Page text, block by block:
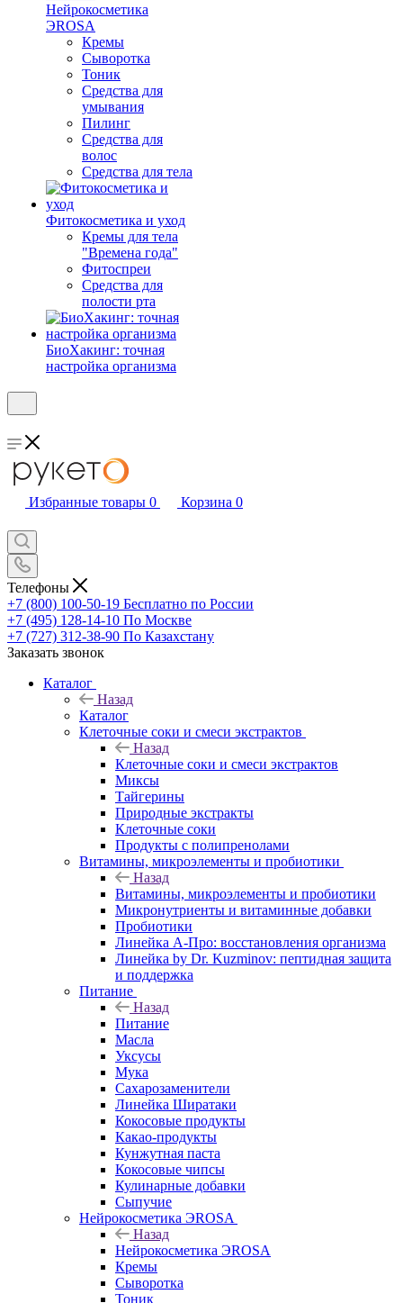
Нейрокосметика
ЭROSA
Кремы
Сыворотка
Тоник
Средства для
умывания
Пилинг
Средства для
волос
Средства для тела
Фитокосметика и уход
Кремы для тела
"Времена года"
Фитоспреи
Средства для
полости рта
БиоХакинг: точная
настройка организма
Избранные товары 0 Корзина 0
Телефоны
+7 (800) 100-50-19 Бесплатно по России
+7 (495) 128-14-10 По Москве
+7 (727) 312-38-90 По Казахстану
Заказать звонок
Каталог
Назад
Каталог
Клеточные соки и смеси экстрактов
Назад
Клеточные соки и смеси экстрактов
Миксы
Тайгерины
Природные экстракты
Клеточные соки
Продукты с полипренолами
Витамины, микроэлементы и пробиотики
Назад
Витамины, микроэлементы и пробиотики
Микронутриенты и витаминные добавки
Пробиотики
Линейка А-Про: восстановления организма
Линейка by Dr. Kuzminov: пептидная защита
и поддержка
Питание
Назад
Питание
Масла
Уксусы
Мука
Сахарозаменители
Линейка Ширатаки
Кокосовые продукты
Какао-продукты
Кунжутная паста
Кокосовые чипсы
Кулинарные добавки
Сыпучие
Нейрокосметика ЭROSA
Назад
Нейрокосметика ЭROSA
Кремы
Сыворотка
Тоник